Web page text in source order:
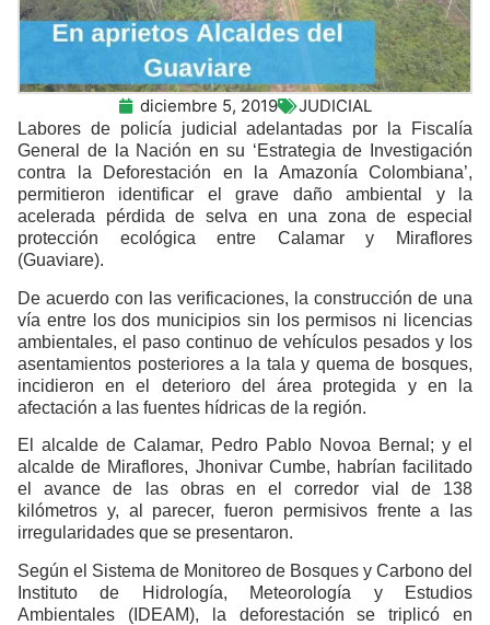
diciembre 5, 2019 JUDICIAL
Labores de policía judicial adelantadas por la Fiscalía
General de la Nación en su ‘Estrategia de Investigación
contra la Deforestación en la Amazonía Colombiana’,
permitieron identificar el grave daño ambiental y la
acelerada pérdida de selva en una zona de especial
protección ecológica entre Calamar y Miraflores
(Guaviare).
De acuerdo con las verificaciones, la construcción de una
vía entre los dos municipios sin los permisos ni licencias
ambientales, el paso continuo de vehículos pesados y los
asentamientos posteriores a la tala y quema de bosques,
incidieron en el deterioro del área protegida y en la
afectación a las fuentes hídricas de la región.
El alcalde de Calamar, Pedro Pablo Novoa Bernal; y el
alcalde de Miraflores, Jhonivar Cumbe, habrían facilitado
el avance de las obras en el corredor vial de 138
kilómetros y, al parecer, fueron permisivos frente a las
irregularidades que se presentaron.
Según el Sistema de Monitoreo de Bosques y Carbono del
Instituto de Hidrología, Meteorología y Estudios
Ambientales (IDEAM), la deforestación se triplicó en